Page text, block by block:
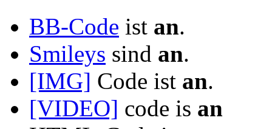
BB-Code ist an.
Smileys sind an.
[IMG] Code ist an.
[VIDEO] code is an